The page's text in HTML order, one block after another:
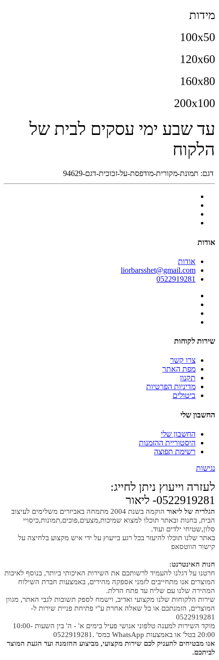
מידות
100x50
120x60
160x80
200x100
עד שבע ימי עסקים לבית של
הלקוח
דגם: תמונת-מקורית-מודפסת-על-זכוכית-דגם-94629
אודות
אודות
liorbarsshet@gmail.com
0522919281
שירות לקוחות
צרו קשר
מפת האתר
תקנון
מדיניות הפרטיות
ביטולים
החשבון שלי
החשבון שלי
היסטוריית ההזמנות
רשימת תפוצה
נגישות
לעזרה וייעוץ ניתן לחייג:
0522919281- ליאור
הגלריה של ליאור
הוקמה בשנת 2004 מתמחה באביזרים משלימים לעיצוב
הבית, בחנות ובאתר תוכלו למצוא שמיכות,מצעים,פוכים,תמונות,כיסויי
סלון,שטיחי ילדים ועוד.
באתר שלנו תוכלו להיעזר בכל רגע בייעוץ על ידי איש מקצוע בלחיצה על
קישור הווטסאפ
חנות האינטרנט:
חרטנו על דגלנו להעמיד לרשותכם את השירות האיכותי ביותר, בנוסף לאיכות
המוצרים אנו מתחייבים לזמני אספקה מהירים, באמצעות חברת השילוח
המהירה שלנו עם שליח עד פתח הדלת.
שירות הלקוחות שלנו מקצועי ואדיב, וישמח לספק תשובות לגבי האתר, מגוון
המוצרים, הזמנתכם או כל שאלה אחרת ע"י פתיחת פניית שירות ל-
0522919281
מוקד השירות למענה טלפוני אנושי פעיל בימים א' - ה' בין השעות 10:00-
20:00 בטל' או באמצעות WhatsApp במס' .0522919281
אנו מבטיחים להעניק לכם שירות מקצועי, מביצוע ההזמנה ועד הגעת המוצר
לביתכם.